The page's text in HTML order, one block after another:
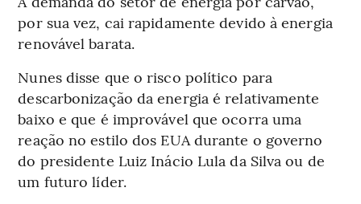
por sua vez, cai rapidamente devido à energia
renovável barata.
Nunes disse que o risco político para
descarbonização da energia é relativamente
baixo e que é improvável que ocorra uma
reação no estilo dos EUA durante o governo
do presidente Luiz Inácio Lula da Silva ou de
um futuro líder.